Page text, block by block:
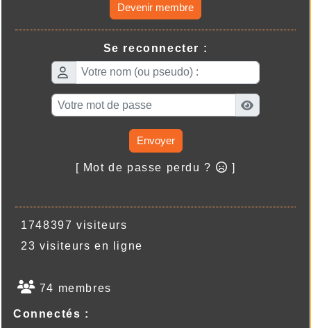
Devenir membre
Se reconnecter :
Envoyer
[ Mot de passe perdu ? ]
1748397 visiteurs
23 visiteurs en ligne
74 membres
Connectés :